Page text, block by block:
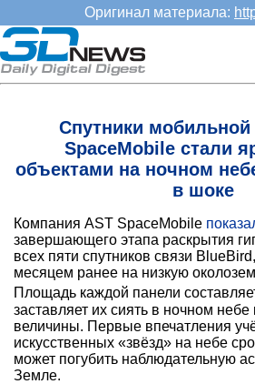
Оригинал материала:
Спутники мобильной
SpaceMobile стали
объектами на ночном
в шоке
Компания AST SpaceMobile
завершающего этапа раскрытия
всех пяти спутников связи
месяцем ранее на низкую
Площадь каждой панели
заставляет их сиять в ночном
величины. Первые впечатления
искусственных «звёзд» на небе
может погубить наблюдательную
Земле.